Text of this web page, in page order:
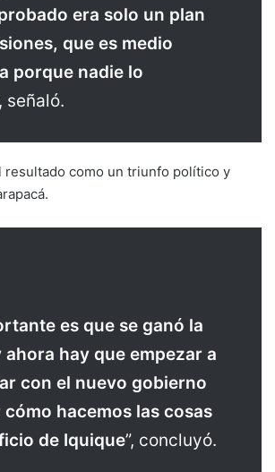
era solo un plan
que es medio
porque nadie lo
señaló.
resultado como un triunfo político y
es que se ganó la
ahora hay que empezar a
con el nuevo gobierno
cómo hacemos las cosas
de Iquique”, concluyó.